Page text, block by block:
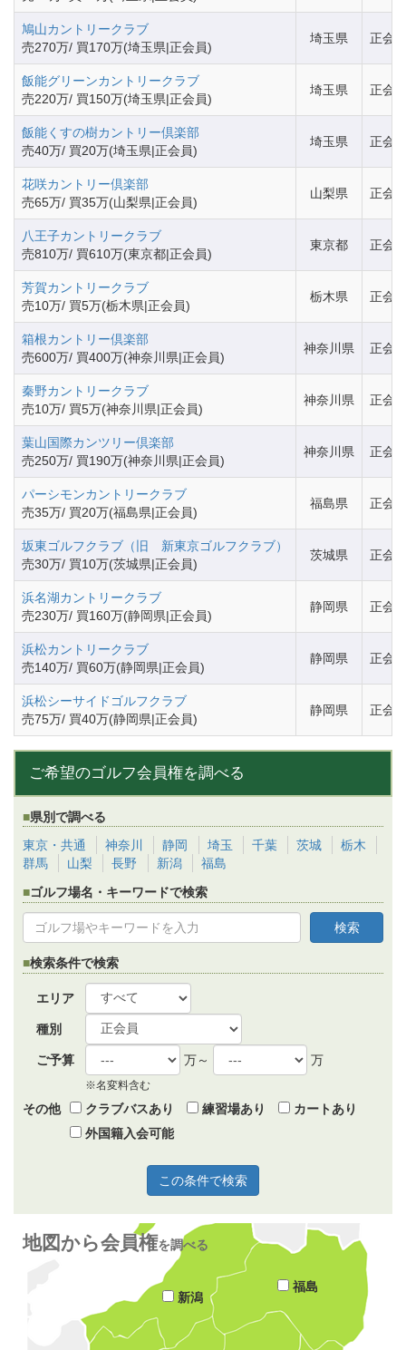
鳩山カントリークラブ
売270万/ 買170万(埼玉県|正会員)
埼玉県 正会
飯能グリーンカントリークラブ
売220万/ 買150万(埼玉県|正会員)
埼玉県 正会
飯能くすの樹カントリー倶楽部
売40万/ 買20万(埼玉県|正会員)
埼玉県 正会
花咲カントリー倶楽部
売65万/ 買35万(山梨県|正会員)
山梨県 正会
八王子カントリークラブ
売810万/ 買610万(東京都|正会員)
東京都 正会
芳賀カントリークラブ
売10万/ 買5万(栃木県|正会員)
栃木県 正会
箱根カントリー倶楽部
売600万/ 買400万(神奈川県|正会員)
神奈川県 正会
秦野カントリークラブ
売10万/ 買5万(神奈川県|正会員)
神奈川県 正会
葉山国際カンツリー倶楽部
売250万/ 買190万(神奈川県|正会員)
神奈川県 正会
パーシモンカントリークラブ
売35万/ 買20万(福島県|正会員)
福島県 正会
坂東ゴルフクラブ（旧 新東京ゴルフクラブ）
売30万/ 買10万(茨城県|正会員)
茨城県 正会
浜名湖カントリークラブ
売230万/ 買160万(静岡県|正会員)
静岡県 正会
浜松カントリークラブ
売140万/ 買60万(静岡県|正会員)
静岡県 正会
浜松シーサイドゴルフクラブ
売75万/ 買40万(静岡県|正会員)
静岡県 正会
ご希望のゴルフ会員権を調べる
県別で調べる
東京・共通
神奈川 静岡 埼玉 千葉 茨城
栃木
群馬
山梨 長野 新潟
福島
ゴルフ場名・キーワードで検索
検索条件で検索
エリア
種別
ご予算 万～ 万
※名変料含む
その他 クラブバスあり 練習場あり
カートあり
外国籍入会可能
地図から会員権を調べる
新潟
福島